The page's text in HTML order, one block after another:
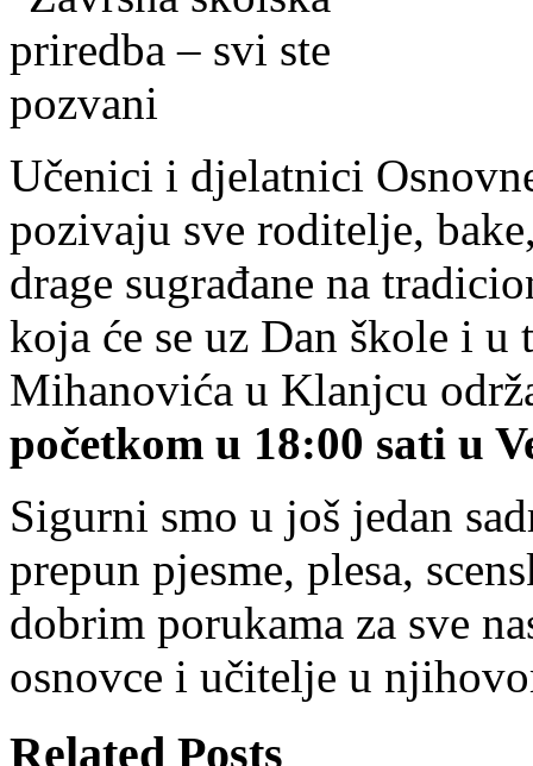
Učenici i djelatnici
pozivaju sve roditelje,
drage sugrađane na
koja će se uz Dan škole i
Mihanovića u Klanjcu
početkom u 18:00 sati u
Sigurni smo u još jedan
prepun pjesme, plesa,
dobrim porukama za sve
osnovce i učitelje u
Related Posts